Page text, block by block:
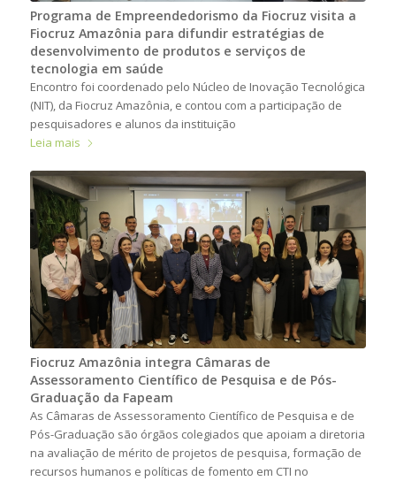
Programa de Empreendedorismo da Fiocruz visita a
Fiocruz Amazônia para difundir estratégias de
desenvolvimento de produtos e serviços de
tecnologia em saúde
Encontro foi coordenado pelo Núcleo de Inovação Tecnológica
(NIT), da Fiocruz Amazônia, e contou com a participação de
pesquisadores e alunos da instituição
Leia mais
Fiocruz Amazônia integra Câmaras de
Assessoramento Científico de Pesquisa e de Pós-
Graduação da Fapeam
As Câmaras de Assessoramento Científico de Pesquisa e de
Pós-Graduação são órgãos colegiados que apoiam a diretoria
na avaliação de mérito de projetos de pesquisa, formação de
recursos humanos e políticas de fomento em CTI no